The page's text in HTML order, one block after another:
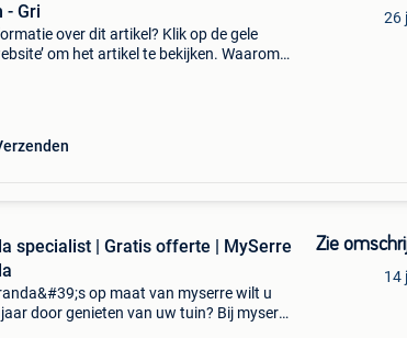
- Gri
over dit artikel? Klik op de gele
om het artikel te bekijken. Waarom
26
specialist | Gratis offerte | MySerre
op maat van myserre wilt u
jaar door genieten van uw tuin? Bij myserre
Zie
14